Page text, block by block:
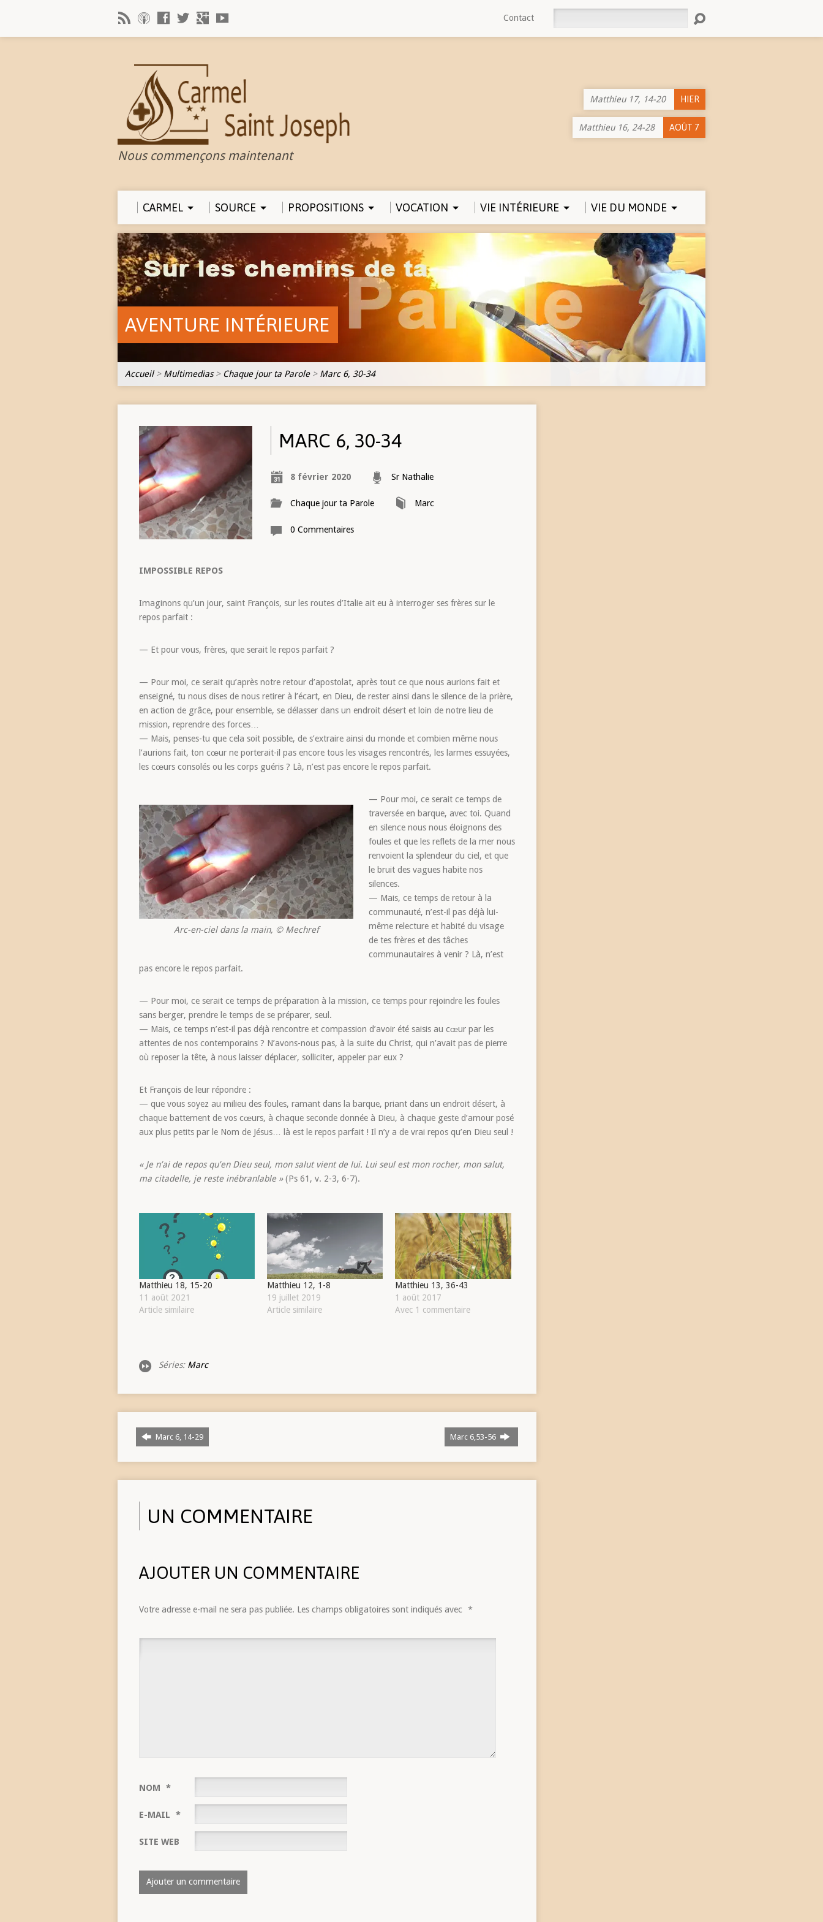
Contact
Nous commençons maintenant
Matthieu 17, 14-20 HIER
Matthieu 16, 24-28 AOÛT 7
CARMEL SOURCE PROPOSITIONS VOCATION VIE INTÉRIEURE VIE DU MONDE
AVENTURE INTÉRIEURE
Accueil> Multimedias> Chaque jour ta Parole> Marc 6, 30-34
MARC 6, 30-34
8 février 2020 Sr Nathalie
Chaque jour ta Parole Marc
0 Commentaires
IMPOSSIBLE REPOS
Imaginons qu’un jour, saint François, sur les routes d’Italie ait eu à interroger ses frères sur le
repos parfait :
— Et pour vous, frères, que serait le repos parfait ?
— Pour moi, ce serait qu’après notre retour d’apostolat, après tout ce que nous aurions fait et
enseigné, tu nous dises de nous retirer à l’écart, en Dieu, de rester ainsi dans le silence de la prière,
en action de grâce, pour ensemble, se délasser dans un endroit désert et loin de notre lieu de
mission, reprendre des forces…
— Mais, penses-tu que cela soit possible, de s’extraire ainsi du monde et combien même nous
l’aurions fait, ton cœur ne porterait-il pas encore tous les visages rencontrés, les larmes essuyées,
les cœurs consolés ou les corps guéris ? Là, n’est pas encore le repos parfait.
Arc-en-ciel dans la main, © Mechref
— Pour moi, ce serait ce temps de
traversée en barque, avec toi. Quand
en silence nous nous éloignons des
foules et que les reflets de la mer nous
renvoient la splendeur du ciel, et que
le bruit des vagues habite nos
silences.
— Mais, ce temps de retour à la
communauté, n’est-il pas déjà lui-
même relecture et habité du visage
de tes frères et des tâches
communautaires à venir ? Là, n’est
pas encore le repos parfait.
— Pour moi, ce serait ce temps de préparation à la mission, ce temps pour rejoindre les foules
sans berger, prendre le temps de se préparer, seul.
— Mais, ce temps n’est-il pas déjà rencontre et compassion d’avoir été saisis au cœur par les
attentes de nos contemporains ? N’avons-nous pas, à la suite du Christ, qui n’avait pas de pierre
où reposer la tête, à nous laisser déplacer, solliciter, appeler par eux ?
Et François de leur répondre :
— que vous soyez au milieu des foules, ramant dans la barque, priant dans un endroit désert, à
chaque battement de vos cœurs, à chaque seconde donnée à Dieu, à chaque geste d’amour posé
aux plus petits par le Nom de Jésus… là est le repos parfait ! Il n’y a de vrai repos qu’en Dieu seul !
« Je n’ai de repos qu’en Dieu seul, mon salut vient de lui. Lui seul est mon rocher, mon salut,
ma citadelle, je reste inébranlable »(Ps 61, v. 2-3, 6-7).
Matthieu 18, 15-20
11 août 2021
Article similaire
Matthieu 12, 1-8
19 juillet 2019
Article similaire
Matthieu 13, 36-43
1 août 2017
Avec 1 commentaire
Séries: Marc
Marc 6, 14-29 Marc 6,53-56
UN COMMENTAIRE
AJOUTER UN COMMENTAIRE
Votre adresse e-mail ne sera pas publiée. Les champs obligatoires sont indiqués avec *
NOM *
E-MAIL *
SITE WEB